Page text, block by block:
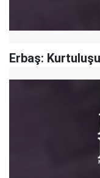
Erbaş: